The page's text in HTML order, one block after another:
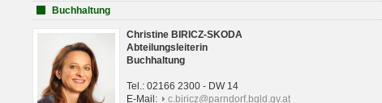
Buchhaltung
Christine BIRICZ-SKODA
Abteilungsleiterin
Buchhaltung
Tel.: 02166 2300 - DW 14
E-Mail:
c.biricz@parndorf.bgld.gv.at